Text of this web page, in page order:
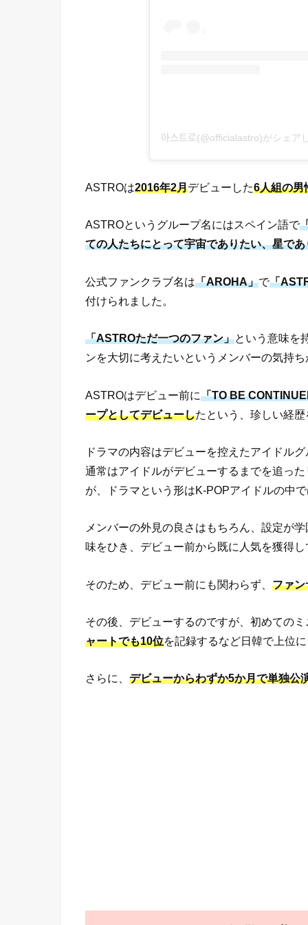
아스트로(@officialastro)がシェ
ASTROは2016年2月デビューした6人組の男
ASTROというグループ名にはスペイン語で
ての人たちにとって宇宙でありたい、星で
公式ファンクラブ名は「AROHA」で「AST
付けられました。
「ASTROただ一つのファン」という意味を
ンを大切に考えたいというメンバーの気持
ASTROはデビュー前に「TO BE
ープとしてデビューしたという、珍しい経
ドラマの内容はデビューを控えたアイドル
通常はアイドルがデビューするまでを追っ
が、ドラマという形はK-POPアイドルの中
メンバーの外見の良さはもちろん、設定が
味をひき、デビュー前から既に人気を獲得
そのため、デビュー前にも関わらず、 ファン
その後、デビューするのですが、初めての
ャートでも10位を記録するなど日韓で上位
さらに、 デビューからわずか5か月で単独公